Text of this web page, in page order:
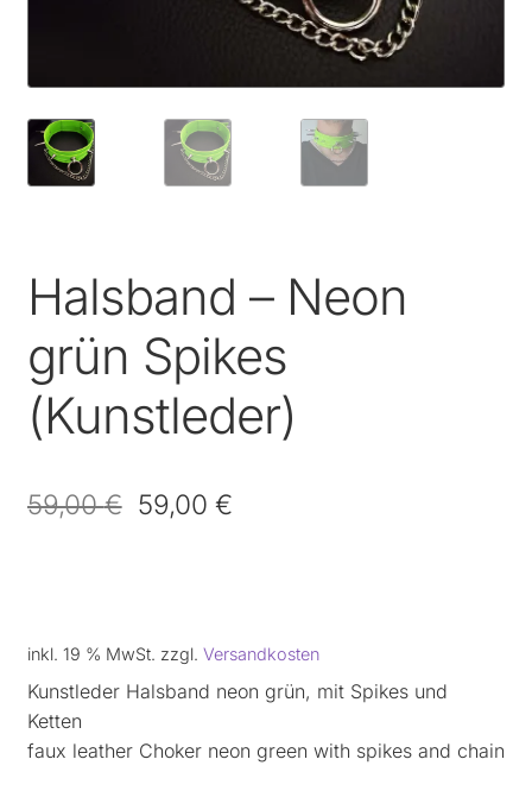
Halsband – Neon
grün Spikes
(Kunstleder)
59,00€ 59,00€
inkl. 19 % MwSt. zzgl. Versandkosten
Kunstleder Halsband neon grün, mit Spikes und
Ketten
faux leather Choker neon green with spikes and chain